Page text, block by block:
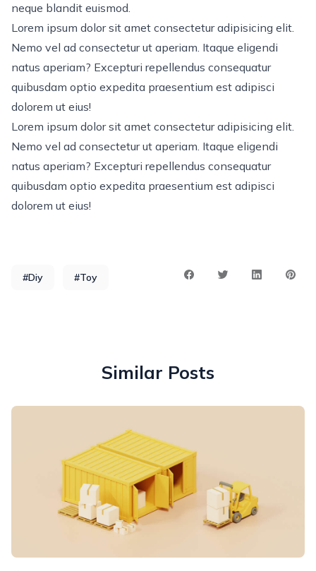
neque blandit euismod.
Lorem ipsum dolor sit amet consectetur adipisicing elit.
Nemo vel ad consectetur ut aperiam. Itaque eligendi
natus aperiam? Excepturi repellendus consequatur
quibusdam optio expedita praesentium est adipisci
dolorem ut eius!
Lorem ipsum dolor sit amet consectetur adipisicing elit.
Nemo vel ad consectetur ut aperiam. Itaque eligendi
natus aperiam? Excepturi repellendus consequatur
quibusdam optio expedita praesentium est adipisci
dolorem ut eius!
#Diy #Toy
Similar Posts